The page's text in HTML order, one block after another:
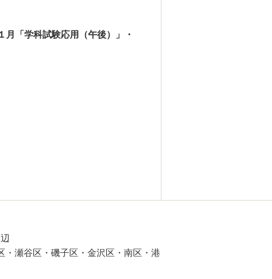
「学科試験応用（午後）」・
瀬谷区・磯子区・金沢区・南区・港